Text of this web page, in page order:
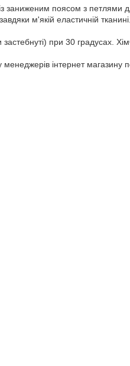
заниженим поясом з
м'якій еластичній
при 30 градусах.
менеджерів інтернет